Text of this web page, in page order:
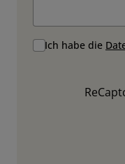
Ich habe die